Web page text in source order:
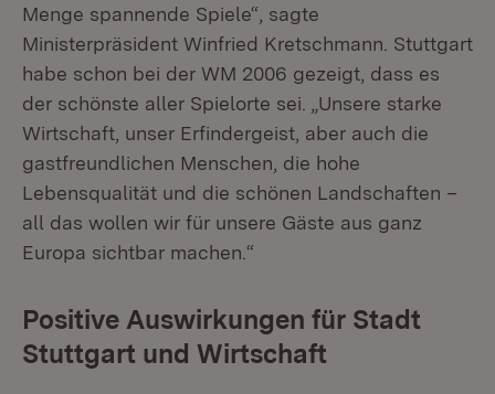
Menge spannende Spiele“, sagte
Ministerpräsident Winfried Kretschmann. Stuttgart
habe schon bei der WM 2006 gezeigt, dass es
der schönste aller Spielorte sei. „Unsere starke
Wirtschaft, unser Erfindergeist, aber auch die
gastfreundlichen Menschen, die hohe
Lebensqualität und die schönen Landschaften –
all das wollen wir für unsere Gäste aus ganz
Europa sichtbar machen.“
Positive Auswirkungen für Stadt
Stuttgart und Wirtschaft